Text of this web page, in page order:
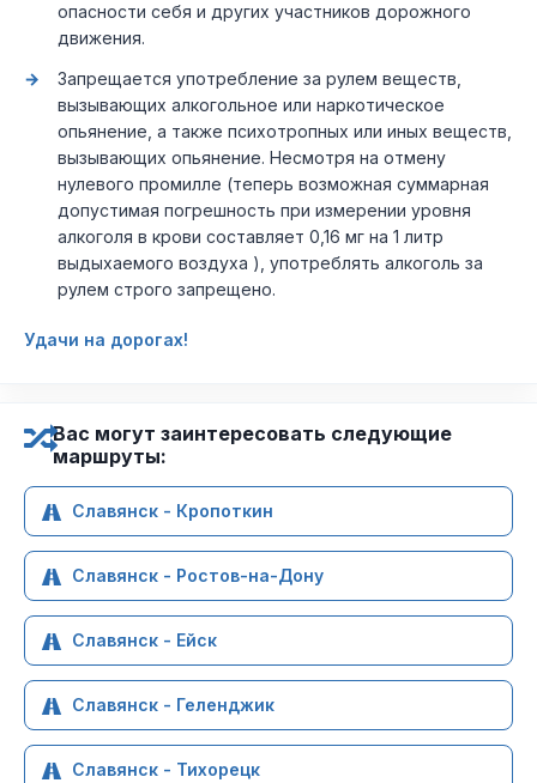
опасности себя и других участников дорожного
движения.
Запрещается употребление за рулем веществ,
вызывающих алкогольное или наркотическое
опьянение, а также психотропных или иных веществ,
вызывающих опьянение. Несмотря на отмену
нулевого промилле (теперь возможная суммарная
допустимая погрешность при измерении уровня
алкоголя в крови составляет 0,16 мг на 1 литр
выдыхаемого воздуха ), употреблять алкоголь за
рулем строго запрещено.
Удачи на дорогах!
Вас могут заинтересовать следующие
маршруты:
Славянск - Кропоткин
Славянск - Ростов-на-Дону
Славянск - Ейск
Славянск - Геленджик
Славянск - Тихорецк